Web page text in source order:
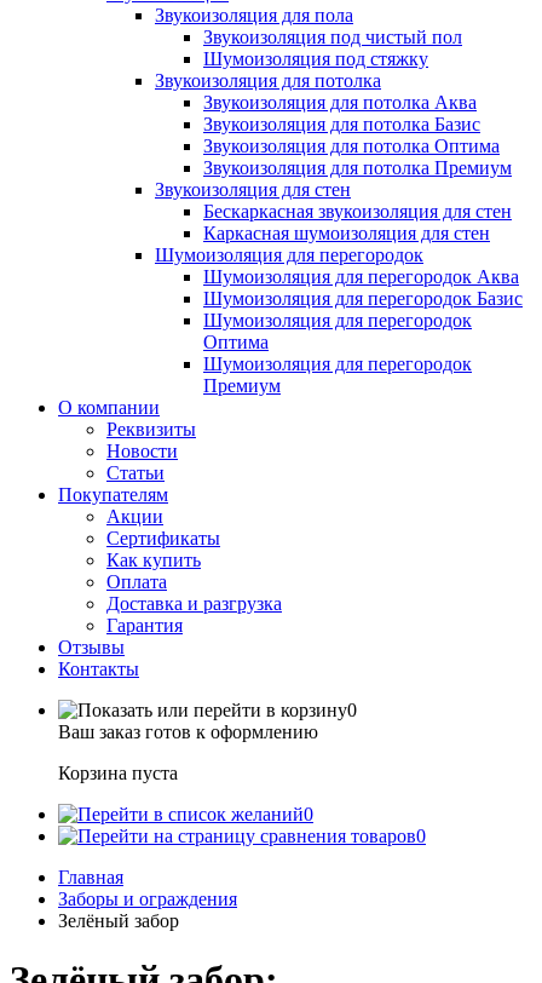
Звукоизоляция для пола
Звукоизоляция под чистый пол
Шумоизоляция под стяжку
Звукоизоляция для потолка
Звукоизоляция для потолка Аква
Звукоизоляция для потолка Базис
Звукоизоляция для потолка Оптима
Звукоизоляция для потолка Премиум
Звукоизоляция для стен
Бескаркасная звукоизоляция для стен
Каркасная шумоизоляция для стен
Шумоизоляция для перегородок
Шумоизоляция для перегородок Аква
Шумоизоляция для перегородок Базис
Шумоизоляция для перегородок
Оптима
Шумоизоляция для перегородок
Премиум
О компании
Реквизиты
Новости
Статьи
Покупателям
Акции
Сертификаты
Как купить
Оплата
Доставка и разгрузка
Гарантия
Отзывы
Контакты
0
Ваш заказ готов к оформлению
Корзина пуста
0
0
Главная
Заборы и ограждения
Зелёный забор